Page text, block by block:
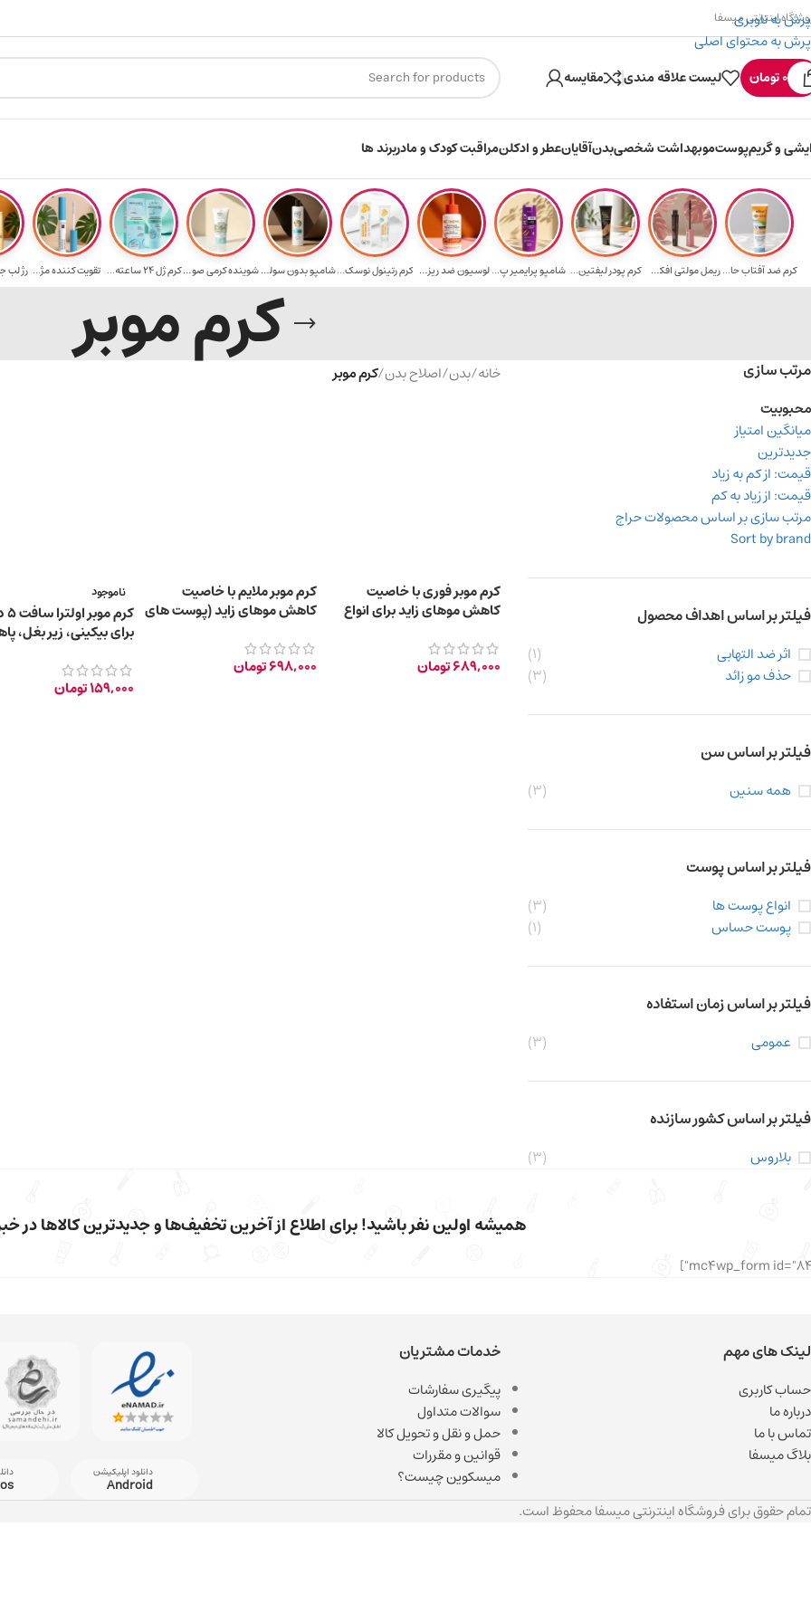
پرش به ناوبری
پرش به محتوای اصلی
ارسال رایگان برای خرید ۳.۵ میلیون به یالا ۳۰۰ میسکوین (۳۰ هزار تومن) هدیه خرید اول
اینترنتی میسفا
0تومان لیست علاقه مندی مقایسه
و گریمپوستموبهداشت شخصیبدنآقایانعطر و ادکلنمراقبت کودک و مادربرند ها
کرم ضد آفتاب حا... ریمل مولتی افکت... کرم پودر لیفتین... شامپو پرایمیر پ... لوسیون ضد ریزش ... کرم رتینول نوسک... شامپو بدون سولف... شوینده کرمی صور...کرم ژل ۲۴ ساعته... تقویت‌ کننده مژ... رژ لب کرم موبر مرتب سازی
محبوبیت
میانگین امتیاز
جدیدترین
قیمت: از کم به زیاد
قیمت: از زیاد به کم
مرتب سازی بر اساس محصولات حراج
Sort by brand
فیلتر بر اساس اهداف محصول
اثر ضد التهابی
(1)
حذف مو زائد
(3)
فیلتر بر اساس سن
همه سنین (3)
فیلتر بر اساس پوست
انواع پوست ها
(3)
پوست حساس
(1)
فیلتر بر اساس زمان استفاده
عمومی (3)
فیلتر بر اساس کشور سازنده
بلاروس (3)
خانه/بدن/اصلاح بدن/کرم موبر
کرم موبر فوری با خاصیت
کاهش موهای زاید برای انواع
689,000تومان
کرم موبر ملایم با خاصیت
کاهش موهای زاید (پوست های
698,000تومان
ناموجود
برای بیکینی، زیر بغل،
159,000تومان
همیشه اولین نفر باشید! برای اطلاع از آخرین تخفیف‌ها و جدیدترین کالاها در
لینک های مهم
حساب کاربری
درباره ما
تماس با ما
بلاگ میسفا
خدمات مشتریان
پیگیری سفارشات
سوالات متداول
حمل و نقل و تحویل کالا
قوانین و مقررات
میسکوین چیست؟
دانلود اپلیکیشن
Android
تمام حقوق برای فروشگاه اینترنتی میسفا محفوظ است.